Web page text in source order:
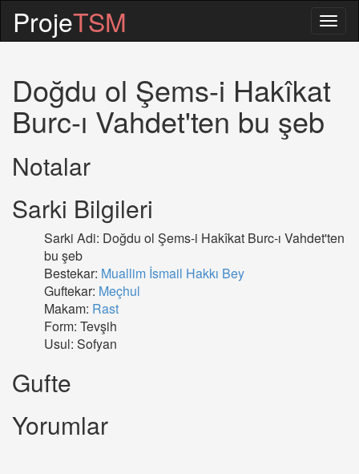
ProjeTSM
Doğdu ol Şems-i Hakîkat
Burc-ı Vahdet'ten bu şeb
Notalar
Sarki Bilgileri
Sarki Adi: Doğdu ol Şems-i Hakîkat Burc-ı Vahdet'ten
bu şeb
Bestekar: Muallim İsmail Hakkı Bey
Guftekar: Meçhul
Makam: Rast
Form: Tevşih
Usul: Sofyan
Gufte
Yorumlar